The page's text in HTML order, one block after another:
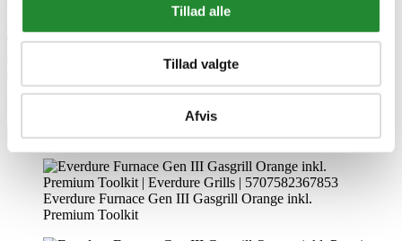
Tillad alle
Tillad valgte
Afvis
250 visninger
0 Kunne lide
Everdure Furnace Gen III Gasgrill Orange inkl.
Premium Toolkit